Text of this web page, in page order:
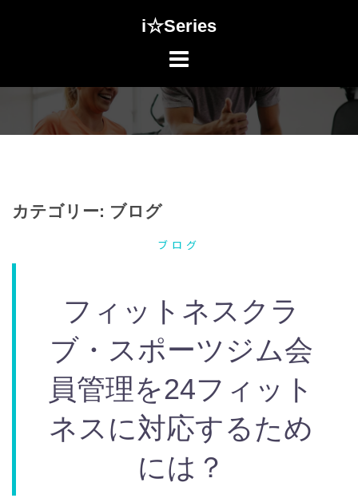
ス
i☆Series
カテゴリー: ブログ
ブログ
フィットネスクラ
ブ・スポーツジム会
員管理を24フィット
ネスに対応するため
には？